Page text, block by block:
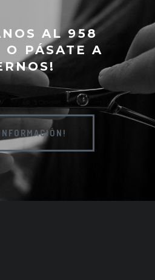
AL 958
PÁSATE A